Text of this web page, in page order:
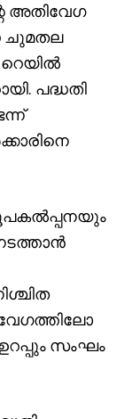
അതിവേഗ
ചുമതല
പദ്ധതി
സംഘം